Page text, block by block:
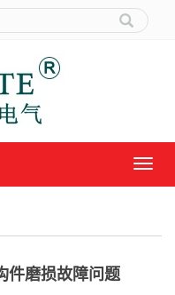
导
件磨损故障问题